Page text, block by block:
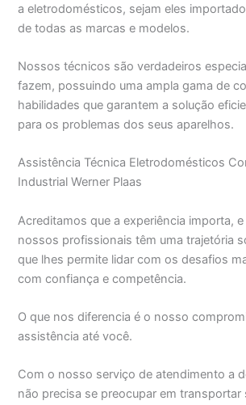
a eletrodomésticos, sejam eles
de todas as marcas e modelos.
Nossos técnicos são verdadeiros
fazem, possuindo uma ampla gama de
habilidades que garantem a solução
para os problemas dos seus aparelhos.
Assistência Técnica Eletrodomésticos
Industrial Werner Plaas
Acreditamos que a experiência importa,
nossos profissionais têm uma trajetória
que lhes permite lidar com os desafios
com confiança e competência.
O que nos diferencia é o nosso
assistência até você.
Com o nosso serviço de atendimento a
não precisa se preocupar em transportar